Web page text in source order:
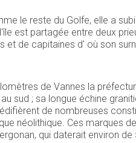
le reste du Golfe, elle a
est partagée entre deux
de capitaines d' où son
de Vannes la
sud ; sa longue échine
de nombreuses
néolithique. Ces marques
qui daterait environ